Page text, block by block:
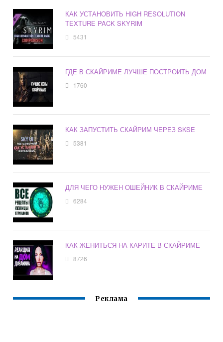
КАК УСТАНОВИТЬ HIGH RESOLUTION
TEXTURE PACK SKYRIM
5431
ГДЕ В СКАЙРИМЕ ЛУЧШЕ ПОСТРОИТЬ ДОМ
1760
КАК ЗАПУСТИТЬ СКАЙРИМ ЧЕРЕЗ SKSE
5381
ДЛЯ ЧЕГО НУЖЕН ОШЕЙНИК В СКАЙРИМЕ
6284
КАК ЖЕНИТЬСЯ НА КАРИТЕ В СКАЙРИМЕ
8726
Реклама